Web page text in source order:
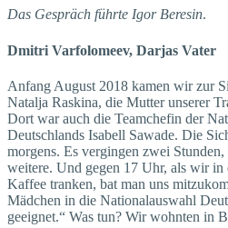
Das Gespräch führte Igor Beresin.
Dmitri Varfolomeev, Darjas Vater
Anfang August 2018 kamen wir zur
Natalja Raskina, die Mutter unserer
Dort war auch die Teamchefin der
Deutschlands Isabell Sawade. Die
morgens. Es vergingen zwei
weitere. Und gegen 17 Uhr, als wir in
Kaffee tranken, bat man uns
Mädchen in die Nationalauswahl
geeignet.“ Was tun? Wir wohnten in